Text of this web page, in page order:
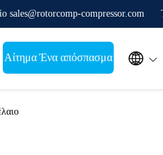
sales@rotorcomp-compressor.com
Αίτημα Ένα απόσπασμα 